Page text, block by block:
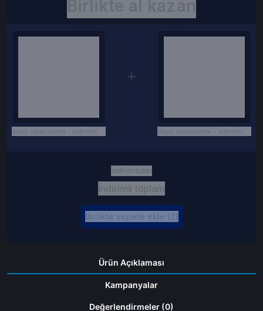
Ürün Açıklaması
Kampanyalar
Değerlendirmeler (0)